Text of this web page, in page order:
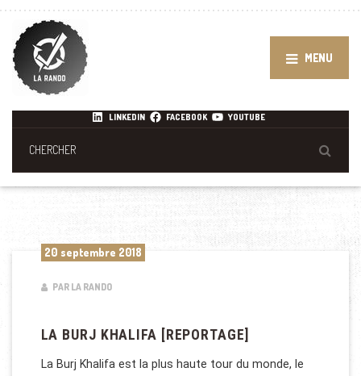
MENU
LINKEDIN FACEBOOK YOUTUBE
20 septembre 2018
PAR LA RANDO
LA BURJ KHALIFA [REPORTAGE]
La Burj Khalifa est la plus haute tour du monde, le